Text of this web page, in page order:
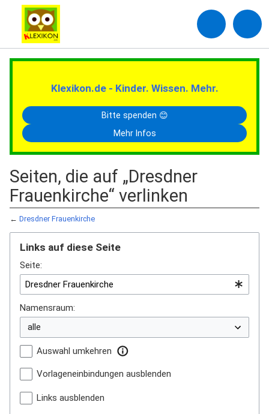
Klexikon.de - Kinder. Wissen. Mehr.
Bitte spenden 😊
Mehr Infos
Seiten, die auf „Dresdner
Frauenkirche“ verlinken
← Dresdner Frauenkirche
Links auf diese Seite
Seite:
Namensraum:
Auswahl umkehren
Vorlageneinbindungen ausblenden
Links ausblenden